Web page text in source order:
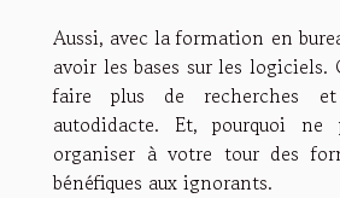
Aussi, avec la formation en
avoir les bases sur les logiciels.
faire plus de recherches
autodidacte. Et, pourquoi ne
organiser à votre tour des
bénéfiques aux ignorants.